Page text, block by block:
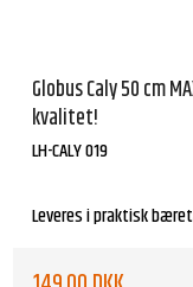
Globus Caly 50 cm
kvalitet!
LH-CALY 019
Leveres i praktisk